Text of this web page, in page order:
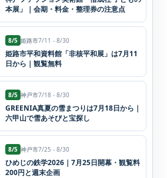
本展」｜会期・料金・整理券の注意点
8/5 姫路市7/11 - 8/30
姫路市平和資料館「非核平和展」は7月11
日から｜観覧無料
8/5 神戸市7/18 - 8/30
GREENIA真夏の雪まつりは7月18日から｜
六甲山で雪あそびと宝探し
8/5 神戸市7/25 - 8/30
ひめじの鉄学2026｜7月25日開幕・観覧料
200円と週末企画